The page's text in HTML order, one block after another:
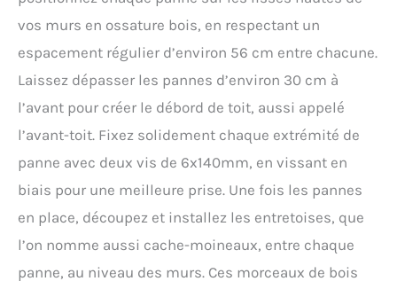
vos murs en ossature bois, en respectant un
espacement régulier d’environ 56 cm entre chacune.
Laissez dépasser les pannes d’environ 30 cm à
l’avant pour créer le débord de toit, aussi appelé
l’avant-toit. Fixez solidement chaque extrémité de
panne avec deux vis de 6x140mm, en vissant en
biais pour une meilleure prise. Une fois les pannes
en place, découpez et installez les entretoises, que
l’on nomme aussi cache-moineaux, entre chaque
panne, au niveau des murs. Ces morceaux de bois